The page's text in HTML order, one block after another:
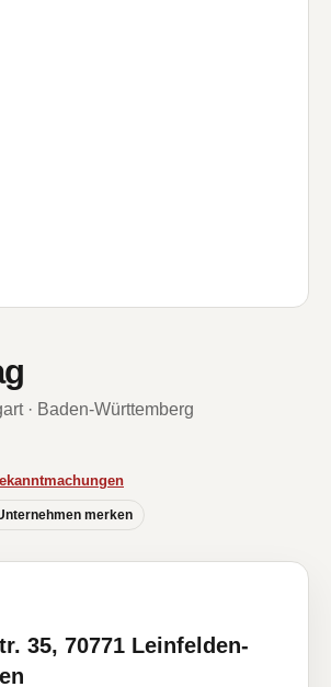
· Baden-Württemberg
merken
35, 70771 Leinfelden-